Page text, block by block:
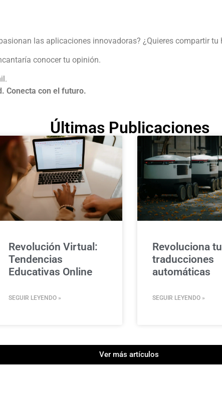
las aplicaciones innovadoras? ¿Quieres compartir
conocer tu opinión.
Conecta con el futuro.
Últimas Publicaciones
Revolución Virtual:
Tendencias
Educativas Online
SEGUIR LEYENDO »
Revoluciona
traducciones
automáticas
SEGUIR LEYENDO »
Ver más artículos